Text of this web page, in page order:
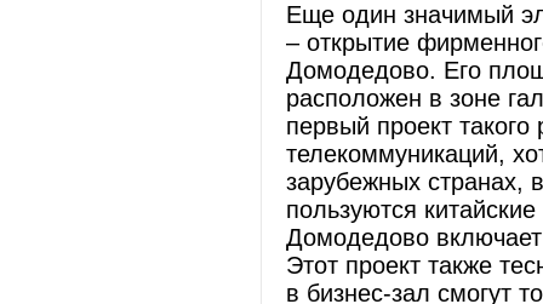
Еще один значимый
– открытие
Домодедово. Его
расположен в зоне
первый проект
телекоммуникаций,
зарубежных странах,
пользуются
Домодедово
Этот проект также
в бизнес-зал смогут